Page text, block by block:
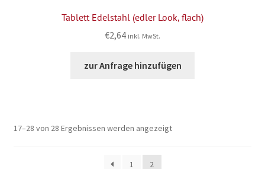
Tablett Edelstahl (edler Look, flach)
€2,64 inkl. MwSt.
zur Anfrage hinzufügen
17–28 von 28 Ergebnissen werden angezeigt
1 2